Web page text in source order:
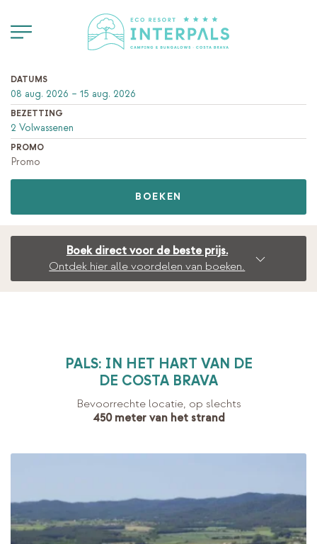
DATUMS
BEZETTING
PROMO
BOEKEN
Boek direct voor de beste prijs.
Ontdek hier alle voordelen van boeken.
PALS: IN HET HART VAN DE
DE COSTA BRAVA
Bevoorrechte locatie, op slechts
450 meter van het strand